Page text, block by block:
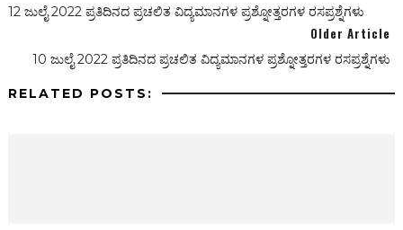
12 ಜುಲೈ 2022 ಪ್ರತಿದಿನದ ಪ್ರಚಲಿತ ವಿದ್ಯಮಾನಗಳ ಪ್ರಶ್ನೋತ್ತರಗಳ ರಸಪ್ರಶ್ನೆಗಳು
Older Article
10 ಜುಲೈ 2022 ಪ್ರತಿದಿನದ ಪ್ರಚಲಿತ ವಿದ್ಯಮಾನಗಳ ಪ್ರಶ್ನೋತ್ತರಗಳ ರಸಪ್ರಶ್ನೆಗಳು
RELATED POSTS: